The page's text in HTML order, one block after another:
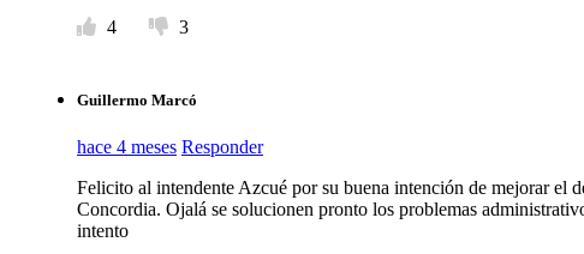
4
3
Guillermo Marcó
hace 4 meses Responder
Felicito al intendente Azcué por su buena intención de mejorar el
Concordia. Ojalá se solucionen pronto los problemas
intento